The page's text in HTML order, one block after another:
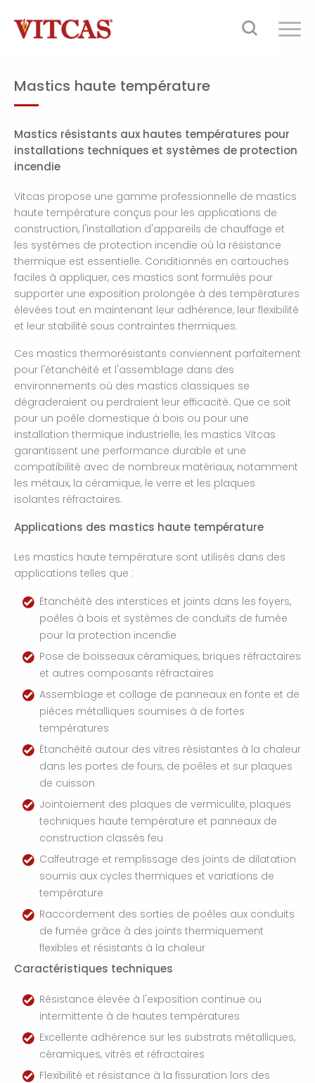
Mastics haute température
Mastics résistants aux hautes températures pour
installations techniques et systèmes de protection
incendie
Vitcas propose une gamme professionnelle de mastics
haute température conçus pour les applications de
construction, l'installation d'appareils de chauffage et
les systèmes de protection incendie où la résistance
thermique est essentielle. Conditionnés en cartouches
faciles à appliquer, ces mastics sont formulés pour
supporter une exposition prolongée à des températures
élevées tout en maintenant leur adhérence, leur flexibilité
et leur stabilité sous contraintes thermiques.
Ces mastics thermorésistants conviennent parfaitement
pour l'étanchéité et l'assemblage dans des
environnements où des mastics classiques se
dégraderaient ou perdraient leur efficacité. Que ce soit
pour un poêle domestique à bois ou pour une
installation thermique industrielle, les mastics Vitcas
garantissent une performance durable et une
compatibilité avec de nombreux matériaux, notamment
les métaux, la céramique, le verre et les plaques
isolantes réfractaires.
Applications des mastics haute température
Les mastics haute température sont utilisés dans des
applications telles que :
Étanchéité des interstices et joints dans les foyers,
poêles à bois et systèmes de conduits de fumée
pour la protection incendie
Pose de boisseaux céramiques, briques réfractaires
et autres composants réfractaires
Assemblage et collage de panneaux en fonte et de
pièces métalliques soumises à de fortes
températures
Étanchéité autour des vitres résistantes à la chaleur
dans les portes de fours, de poêles et sur plaques
de cuisson
Jointoiement des plaques de vermiculite, plaques
techniques haute température et panneaux de
construction classés feu
Calfeutrage et remplissage des joints de dilatation
soumis aux cycles thermiques et variations de
température
Raccordement des sorties de poêles aux conduits
de fumée grâce à des joints thermiquement
flexibles et résistants à la chaleur
Caractéristiques techniques
Résistance élevée à l'exposition continue ou
intermittente à de hautes températures
Excellente adhérence sur les substrats métalliques,
céramiques, vitrés et réfractaires
Flexibilité et résistance à la fissuration lors des